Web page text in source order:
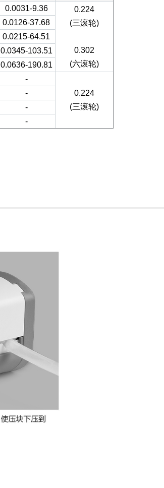
0.0031-9.36
0.224
(三滚轮)
0.302
(六滚轮)
0.0126-37.68
0.0215-64.51
0.0345-103.51
0.0636-190.81
-
0.224
(三滚轮)
-
-
-